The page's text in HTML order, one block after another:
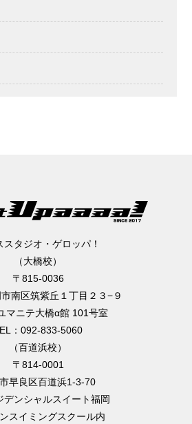
スタジオ・ゲロッパ！
（大橋校）
〒815-0036
南区筑紫丘１丁目２３−９
マニテ大橋α館 101号室
：092-833-5060
（百道浜校）
〒814-0001
早良区百道浜1-3-70
デンシャルスイート福岡
スイミングスクール内